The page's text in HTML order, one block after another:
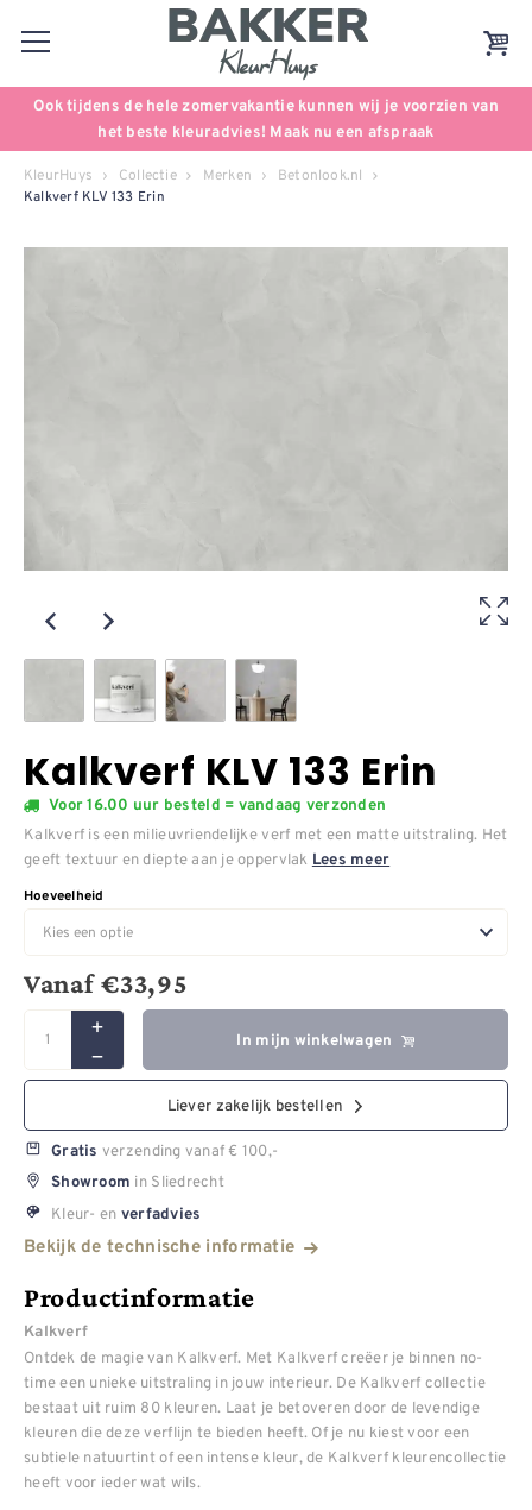
Ook tijdens de hele zomervakantie kunnen wij je voorzien van
het beste kleuradvies! Maak nu een afspraak
KleurHuys Collectie Merken Betonlook.nl
Kalkverf KLV 133 Erin
Kalkverf KLV 133 Erin
Voor 16.00 uur besteld = vandaag verzonden
Kalkverf is een milieuvriendelijke verf met een matte uitstraling. Het
geeft textuur en diepte aan je oppervlak Lees meer
Hoeveelheid
Vanaf€33,95
In mijn winkelwagen
Liever zakelijk bestellen
Gratis verzending vanaf € 100,-
Showroom in Sliedrecht
Kleur- en verfadvies
Bekijk de technische informatie
Productinformatie
Kalkverf
Ontdek de magie van Kalkverf. Met Kalkverf creëer je binnen no-
time een unieke uitstraling in jouw interieur. De Kalkverf collectie
bestaat uit ruim 80 kleuren. Laat je betoveren door de levendige
kleuren die deze verflijn te bieden heeft. Of je nu kiest voor een
subtiele natuurtint of een intense kleur, de Kalkverf kleurencollectie
heeft voor ieder wat wils.